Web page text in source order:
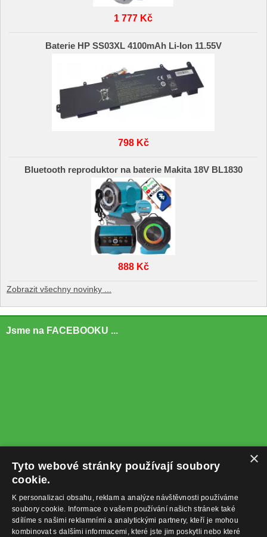
1 777 Kč
Baterie HP SS03XL 4100mAh Li-Ion 11.55V
798 Kč
Bluetooth reproduktor na baterie Makita 18V BL1830
888 Kč
Zobrazit všechny novinky ...
Jsme na FACEBOOKU ...
×
Tyto webové stránky používají soubory
cookie.
K personalizaci obsahu, reklam a analýze návštěvnosti používáme
soubory cookie. Informace o vašem používání našich stránek také
sdílíme s našimi reklamními a analytickými partnery, kteří je mohou
kombinovat s dalšími informacemi, které jste jim poskytli nebo které